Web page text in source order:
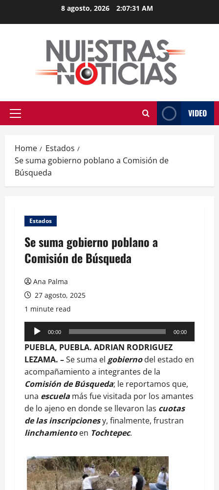
8 agosto, 2026 2:07:32 AM
Primary
VIDEO
Home
Estados
Se suma gobierno poblano a Comisión de
Búsqueda
Estados
Se suma gobierno poblano a
Comisión de Búsqueda
Ana Palma
27 agosto, 2025
1 minute read
Reproductor
de
audio
00:00 00:00
PUEBLA, PUEBLA. ADRIAN RODRIGUEZ
LEZAMA. –Se suma el gobiernodel estado en
acompañamiento a integrantes de la
Comisión de Búsqueda; le reportamos que,
una escuela más fue visitada por los amantes
de lo ajeno en donde se llevaron las cuotas
de las inscripcionesy, finalmente, frustran
linchamientoen Tochtepec.